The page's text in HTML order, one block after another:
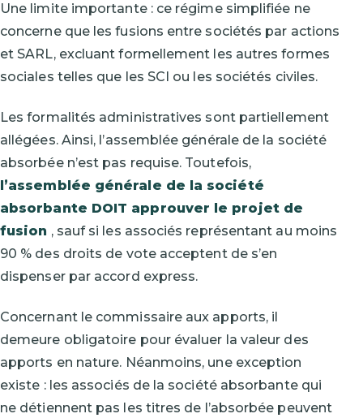
Une limite importante : ce régime simplifiée ne
concerne que les fusions entre sociétés par actions
et SARL, excluant formellement les autres formes
sociales telles que les SCI ou les sociétés civiles.
Les formalités administratives sont partiellement
allégées. Ainsi, l’assemblée générale de la société
absorbée n’est pas requise. Toutefois,
l’assemblée générale de la société
absorbante DOIT approuver le projet de
fusion , sauf si les associés représentant au moins
90 % des droits de vote acceptent de s’en
dispenser par accord express.
Concernant le commissaire aux apports, il
demeure obligatoire pour évaluer la valeur des
apports en nature. Néanmoins, une exception
existe : les associés de la société absorbante qui
ne détiennent pas les titres de l’absorbée peuvent